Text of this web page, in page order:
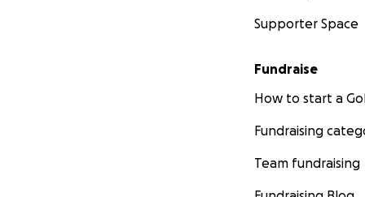
Supporter Space
Fundraise
How to start a
Fundraising
Team fundraising